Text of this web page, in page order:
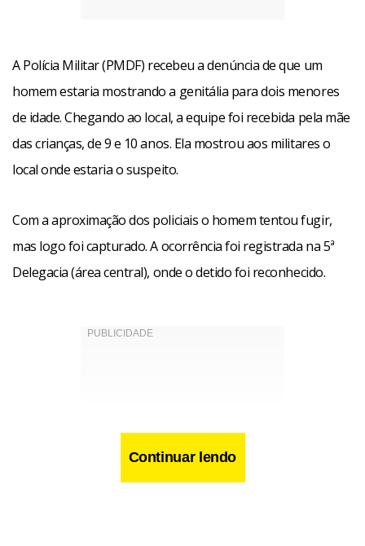
A Polícia Militar (PMDF) recebeu a denúncia de que um
homem estaria mostrando a genitália para dois menores
de idade. Chegando ao local, a equipe foi recebida pela mãe
das crianças, de 9 e 10 anos. Ela mostrou aos militares o
local onde estaria o suspeito.
Com a aproximação dos policiais o homem tentou fugir,
mas logo foi capturado. A ocorrência foi registrada na 5ª
Delegacia (área central), onde o detido foi reconhecido.
Continuar lendo